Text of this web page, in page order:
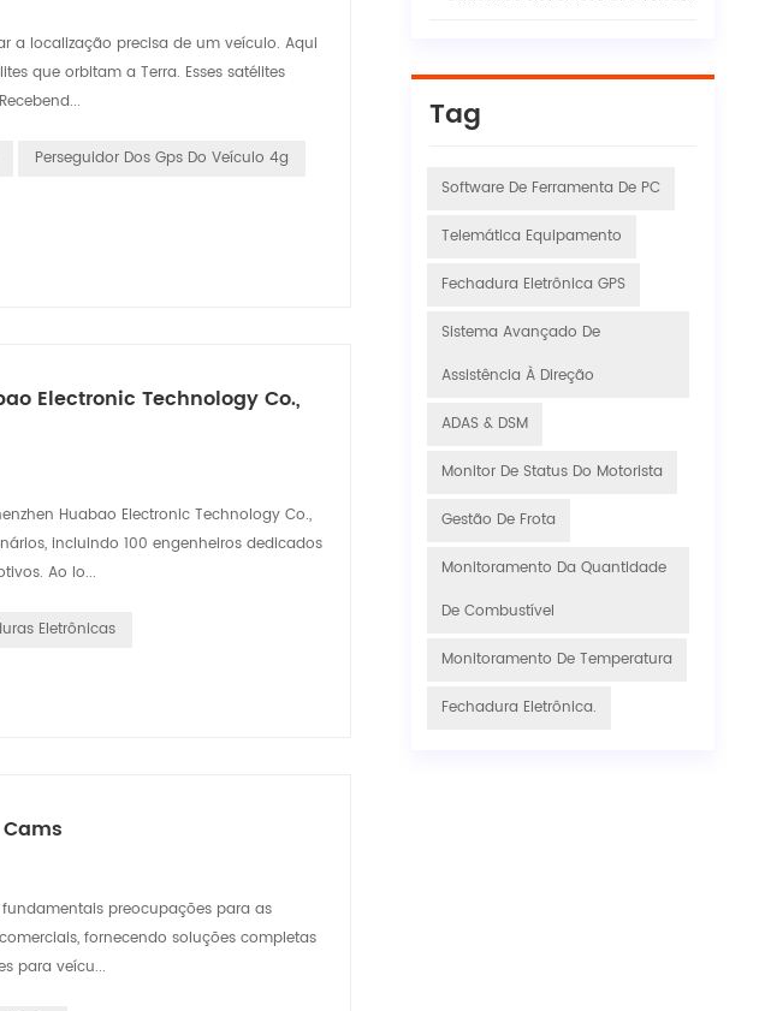
a localização precisa de um veículo. Aqui
que orbitam a Terra. Esses satélites
Perseguidor Dos Gps Do Veículo 4g
Electronic Technology Co.,
Huabao Electronic Technology Co.,
incluindo 100 engenheiros dedicados
Ao lo...
Eletrônicas
preocupações para as
fornecendo soluções completas
para veícu...
Tag
Software De Ferramenta De PC
Telemática Equipamento
Fechadura Eletrônica GPS
Sistema Avançado De
Assistência À Direção
ADAS & DSM
Monitor De Status Do Motorista
Gestão De Frota
Monitoramento Da Quantidade
De Combustível
Monitoramento De Temperatura
Fechadura Eletrônica.